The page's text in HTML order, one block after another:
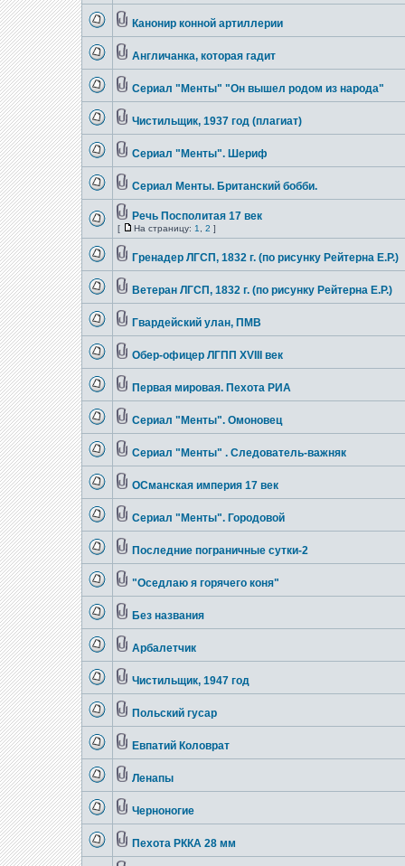
Канонир конной артиллерии
Англичанка, которая гадит
Сериал "Менты" "Он вышел родом из народа"
Чистильщик, 1937 год (плагиат)
Сериал "Менты". Шериф
Сериал Менты. Британский бобби.
Речь Посполитая 17 век
[ На страницу: 1 2 ]
Гренадер ЛГСП, 1832 г. (по рисунку Рейтерна Е.Р.)
Ветеран ЛГСП, 1832 г. (по рисунку Рейтерна Е.Р.)
Гвардейский улан, ПМВ
Обер-офицер ЛГПП ХVIII век
Первая мировая. Пехота РИА
Сериал "Менты". Омоновец
Сериал "Менты" . Следователь-важняк
ОСманская империя 17 век
Сериал "Менты". Городовой
Последние пограничные сутки-2
"Оседлаю я горячего коня"
Без названия
Арбалетчик
Чистильщик, 1947 год
Польский гусар
Евпатий Коловрат
Ленапы
Черноногие
Пехота РККА 28 мм